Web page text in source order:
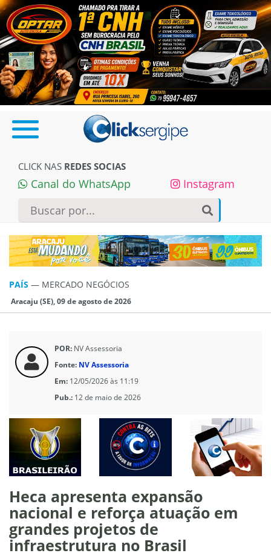
CLICK NAS REDES SOCIAS
Canal do WhatsApp Instagram
PAÍS — MERCADO NEGÓCIOS
Aracaju (SE), 09 de agosto de 2026
POR: NV Assessoria
Fonte: NV Assessoria
Em: 12/05/2026 às 11:19
Pub.: 12 de maio de 2026
Heca apresenta expansão
nacional e reforça atuação em
grandes projetos de
infraestrutura no Brasil